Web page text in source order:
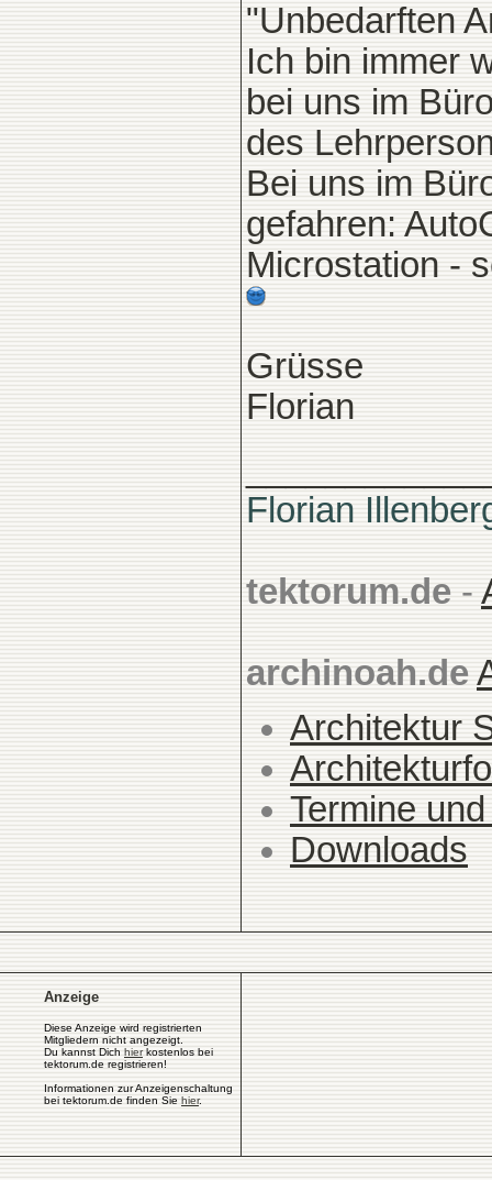
"Unbedarften
Ich bin immer
bei uns im
des
Bei uns im
gefahren:
Microstation -
Grüsse
Florian
Florian
tektorum.de -
archinoah.de
Architektur
Termine
Downloads
Anzeige
Diese Anzeige wird registrierten
Mitgliedern nicht angezeigt.
Du kannst Dich hierkostenlos bei
tektorum.de registrieren!
Informationen zur Anzeigenschaltung
bei tektorum.de finden Sie hier.